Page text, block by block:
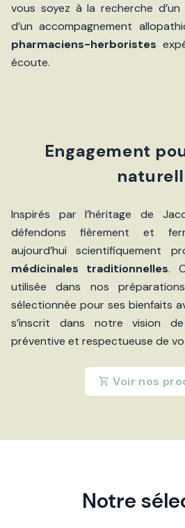
vous soyez à la recherche
d’un accompagnement
pharmaciens-herboristes
écoute.
Engagement
Inspirés par l’héritage de
défendons fièrement et
aujourd’hui scientifiquement
médicinales traditionnelles.
utilisée dans nos
sélectionnée pour ses bienfaits
s’inscrit dans notre vision
préventive et respectueuse de
Voir nos
Notre